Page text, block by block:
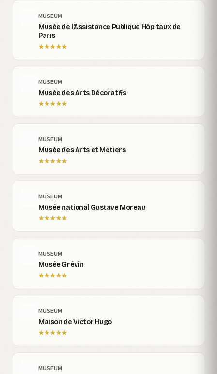
MUSEUM
Musée de l'Assistance Publique Hôpitaux de
Paris
★★★★★
MUSEUM
Musée des Arts Décoratifs
★★★★★
MUSEUM
Musée des Arts et Métiers
★★★★★
MUSEUM
Musée national Gustave Moreau
★★★★★
MUSEUM
Musée Grévin
★★★★★
MUSEUM
Maison de Victor Hugo
★★★★★
MUSEUM